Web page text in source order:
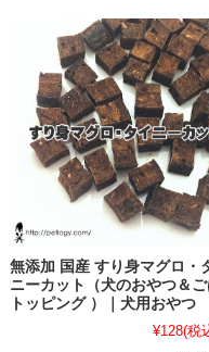
無添加 国産 すり身マグロ・
ニーカット（犬のおやつ＆
トッピング ）｜犬用おやつ
¥128(税